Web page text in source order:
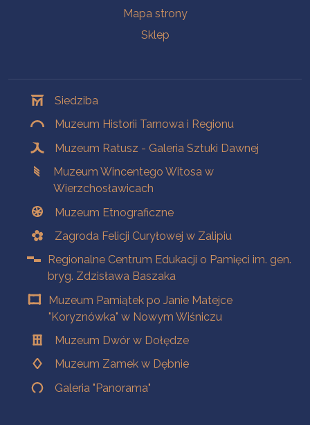
Mapa strony
Sklep
Siedziba
Muzeum Historii Tarnowa i Regionu
Muzeum Ratusz - Galeria Sztuki Dawnej
Muzeum Wincentego Witosa w
Wierzchosławicach
Muzeum Etnograficzne
Zagroda Felicji Curyłowej w Zalipiu
Regionalne Centrum Edukacji o Pamięci im. gen.
bryg. Zdzisława Baszaka
Muzeum Pamiątek po Janie Matejce
"Koryznówka" w Nowym Wiśniczu
Muzeum Dwór w Dołędze
Muzeum Zamek w Dębnie
Galeria "Panorama"